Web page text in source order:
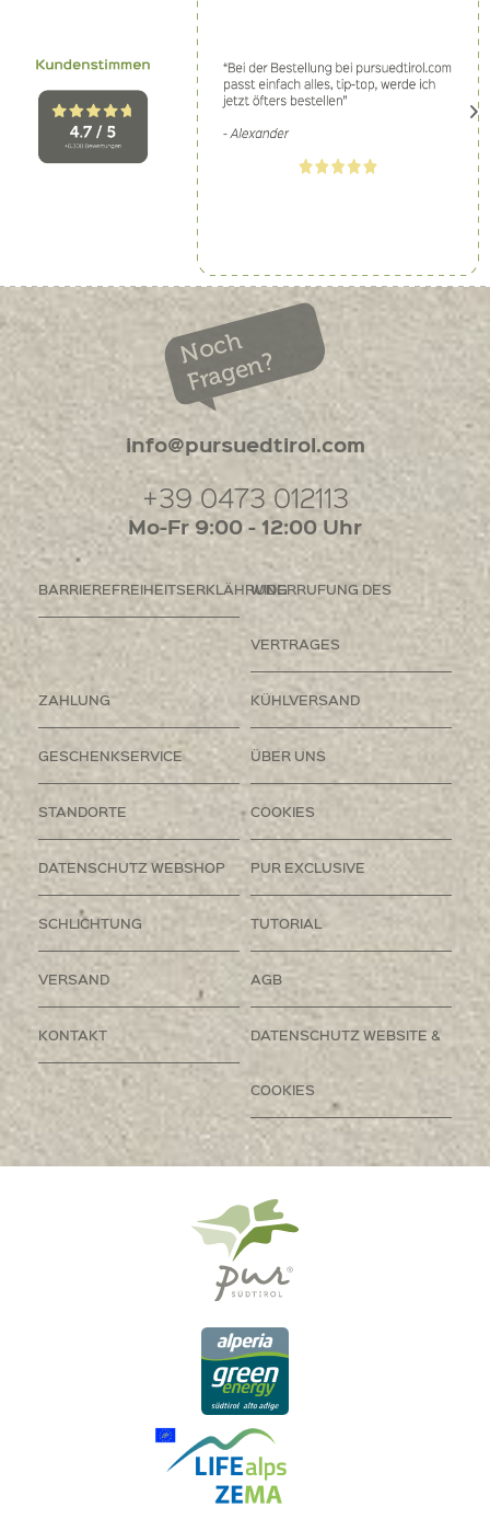
Noch
Fragen?
info@pursuedtirol.com
+39 0473 012113
Mo-Fr 9:00 - 12:00 Uhr
BARRIEREFREIHEITSERKLÄHRUNGWIDERRUFUNG DES
VERTRAGES
ZAHLUNG KÜHLVERSAND
GESCHENKSERVICE ÜBER UNS
STANDORTE COOKIES
DATENSCHUTZ WEBSHOP PUR EXCLUSIVE
SCHLICHTUNG TUTORIAL
VERSAND AGB
KONTAKT DATENSCHUTZ WEBSITE &
COOKIES